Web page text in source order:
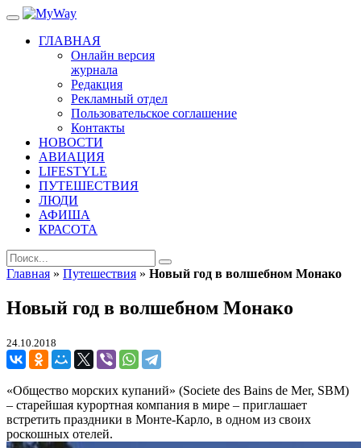
ГЛАВНАЯ
Онлайн версия
журнала
Редакция
Рекламный отдел
Пользовательское соглашение
Контакты
НОВОСТИ
АВИАЦИЯ
LIFESTYLE
ПУТЕШЕСТВИЯ
ЛЮДИ
АФИША
КРАСОТА
Главная » Путешествия » Новый год в волшебном Монако
Новый год в волшебном Монако
24.10.2018
«Общество морских купаний» (Societe des Bains de Mer, SBM)
– старейшая курортная компания в мире – приглашает
встретить праздники в Монте-Карло, в одном из своих
роскошных отелей.